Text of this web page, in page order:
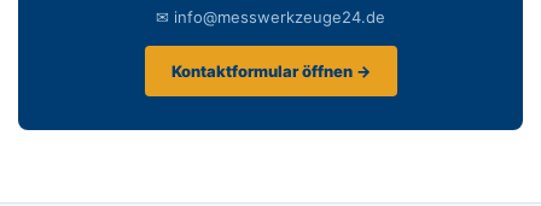
✉ info@messwerkzeuge24.de
Kontaktformular öffnen →